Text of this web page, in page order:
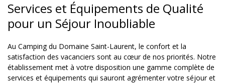
Services et Équipements de Qualité
pour un Séjour Inoubliable
Au Camping du Domaine Saint-Laurent, le confort et la
satisfaction des vacanciers sont au cœur de nos priorités. Notre
établissement met à votre disposition une gamme complète de
services et équipements qui sauront agrémenter votre séjour et